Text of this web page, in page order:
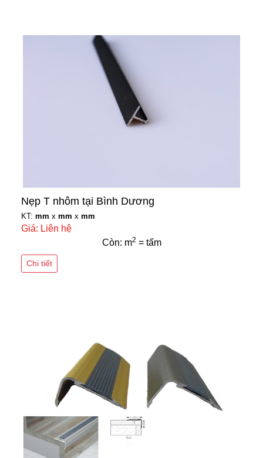
Nẹp T nhôm tại Bình Dương
KT: mm x mm x mm
Giá: Liên hệ
Còn: m2 = tấm
Chi tiết